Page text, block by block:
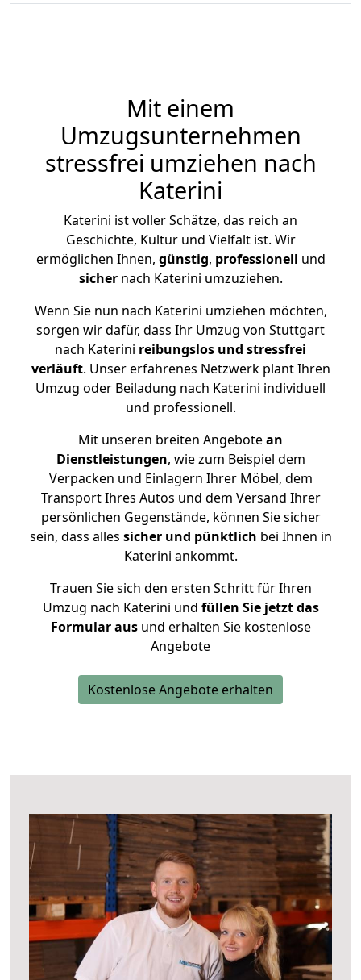
Mit einem
Umzugsunternehmen
stressfrei umziehen nach
Katerini
Katerini ist voller Schätze, das reich an
Geschichte, Kultur und Vielfalt ist. Wir
ermöglichen Ihnen, günstig, professionell und
sichernach Katerini umzuziehen.
Wenn Sie nun nach Katerini umziehen möchten,
sorgen wir dafür, dass Ihr Umzug von Stuttgart
nach Katerini reibungslos und stressfrei
verläuft. Unser erfahrenes Netzwerk plant Ihren
Umzug oder Beiladung nach Katerini individuell
und professionell.
Mit unseren breiten Angebotean
Dienstleistungen, wie zum Beispiel dem
Verpacken und Einlagern Ihrer Möbel, dem
Transport Ihres Autos und dem Versand Ihrer
persönlichen Gegenstände, können Sie sicher
sein, dass alles sicher und pünktlich bei Ihnen in
Katerini ankommt.
Trauen Sie sich den ersten Schritt für Ihren
Umzug nach Katerini und füllen Sie jetzt das
Formular ausund erhalten Sie kostenlose
Angebote
Kostenlose Angebote erhalten